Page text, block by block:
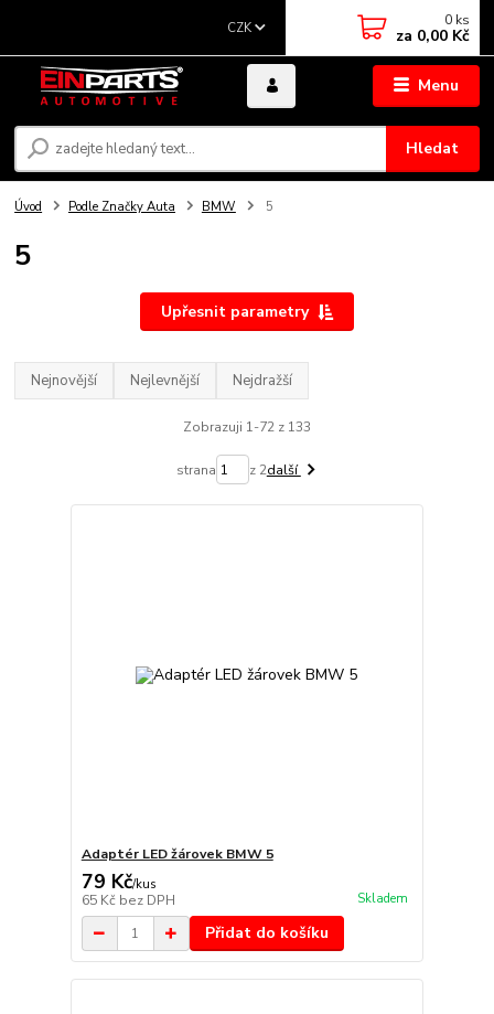
Menu
CZK
Hledat
0 ks
za 0,00 Kč
Úvod Podle Značky Auta BMW 5
5
Upřesnit parametry
Nejnovější Nejlevnější Nejdražší
Zobrazuji 1-72 z 133
strana z 2další
Adaptér LED žárovek BMW 5
79 Kč/kus
65 Kč bez DPH Skladem
Přidat do košíku